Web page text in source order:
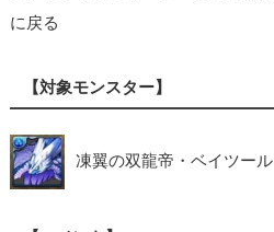
に戻る
【対象モンスター】
凍翼の双龍帝・ベイツール